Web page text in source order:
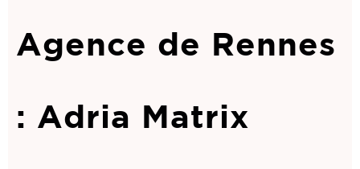
Agence de Rennes
: Adria Matrix